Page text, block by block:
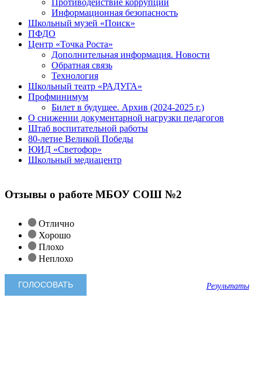
Информационная безопасность
Школьный музей «Поиск»
ПФДО
Центр «Точка Роста»
Дополнительная информация. Новости
Обратная связь
Технология
Школьный театр «РАДУГА»
Профминимум
Билет в будущее. Архив (2024-2025 г.)
О снижении документарной нагрузки педагогов
Штаб воспитательной работы
80-летие Великой Победы
ЮИД «Светофор»
Школьный медиацентр
Отзывы о работе МБОУ СОШ №2
Отлично
Хорошо
Плохо
Неплохо
Результаты